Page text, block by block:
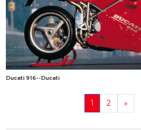
Ducati 916--Ducati
1 2 »